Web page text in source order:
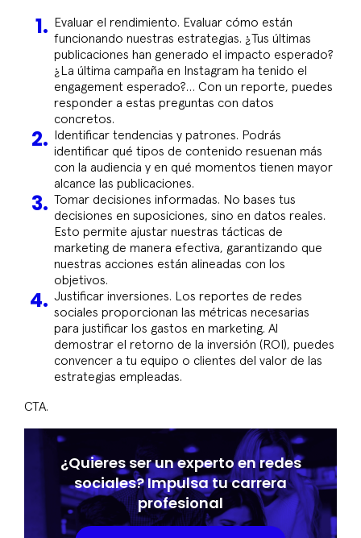
Evaluar el rendimiento. Evaluar cómo están
funcionando nuestras estrategias. ¿Tus últimas
publicaciones han generado el impacto esperado?
¿La última campaña en Instagram ha tenido el
engagement esperado?… Con un reporte, puedes
responder a estas preguntas con datos
concretos.
Identificar tendencias y patrones. Podrás
identificar qué tipos de contenido resuenan más
con la audiencia y en qué momentos tienen mayor
alcance las publicaciones.
Tomar decisiones informadas. No bases tus
decisiones en suposiciones, sino en datos reales.
Esto permite ajustar nuestras tácticas de
marketing de manera efectiva, garantizando que
nuestras acciones están alineadas con los
objetivos.
Justificar inversiones. Los reportes de redes
sociales proporcionan las métricas necesarias
para justificar los gastos en marketing. Al
demostrar el retorno de la inversión (ROI), puedes
convencer a tu equipo o clientes del valor de las
estrategias empleadas.
CTA.
¿Quieres ser un experto en redes
sociales? Impulsa tu carrera
profesional